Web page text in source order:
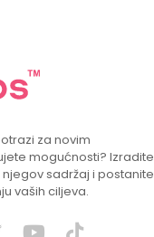
za novim
mogućnosti? Izradite
sadržaj i postanite
vaših ciljeva.